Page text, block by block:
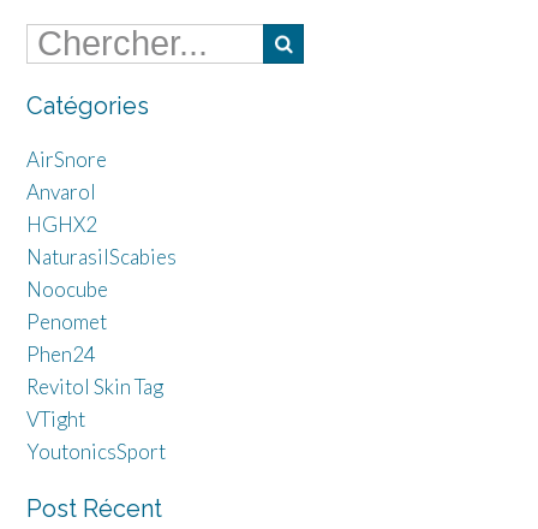
Catégories
AirSnore
Anvarol
HGHX2
NaturasilScabies
Noocube
Penomet
Phen24
Revitol Skin Tag
VTight
YoutonicsSport
Post Récent